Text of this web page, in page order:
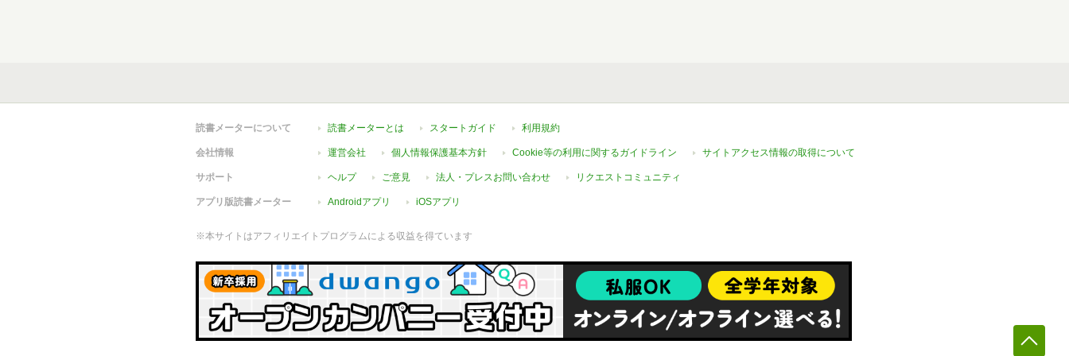
読書メーターについて 読書メーターとは スタートガイド 利用規約
会社情報 運営会社 個人情報保護基本方針 Cookie等の利用に関するガイドライン サイトアクセス情報の取得について
サポート ヘルプ ご意見 法人・プレスお問い合わせ リクエストコミュニティ
アプリ版読書メーター Androidアプリ iOSアプリ
※本サイトはアフィリエイトプログラムによる収益を得ています